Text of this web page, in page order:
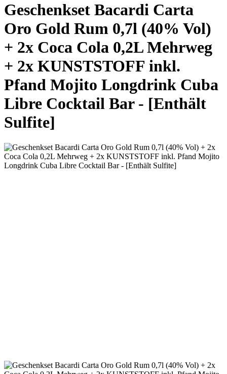
Geschenkset Bacardi Carta
Oro Gold Rum 0,7l (40% Vol)
+ 2x Coca Cola 0,2L Mehrweg
+ 2x KUNSTSTOFF inkl.
Pfand Mojito Longdrink Cuba
Libre Cocktail Bar - [Enthält
Sulfite]